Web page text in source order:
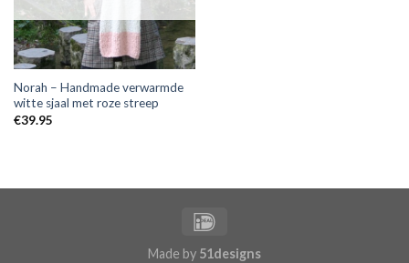
Norah – Handmade verwarmde
witte sjaal met roze streep
€39.95
Made by 51designs